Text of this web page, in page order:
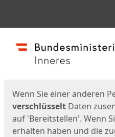
Start
Wenn Sie einer anderen
verschlüsselt Daten
auf 'Bereitstellen'. Wenn
erhalten haben und die